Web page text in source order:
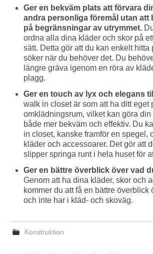
Ger en bekväm plats att förvara
andra personliga föremål utan att
på begränsningar av utrymmet.
ordna alla dina kläder och skor på
sätt. Detta gör att du kan enkelt hitta
söker när du behöver det. Du
längre gräva igenom en röra av
plagg.
Ger en touch av lyx och elegans
walk in closet är som att ha ditt eget
omklädningsrum, vilket kan göra din
både mer bekväm och effektiv. Du
in closet, kanske framför en spegel,
kläder och accessoarer. Det gör att
slipper springa runt i hela huset för
Ger en bättre överblick över vad
Genom att ha dina kläder, skor och
kommer du att få en bättre överblick
och inte har i kläd- och skoväg.
Konstruktion